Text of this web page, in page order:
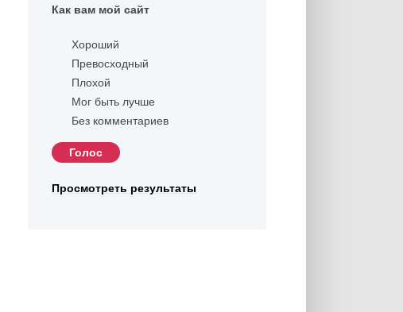
Как вам мой сайт
Хороший
Превосходный
Плохой
Мог быть лучше
Без комментариев
Просмотреть результаты